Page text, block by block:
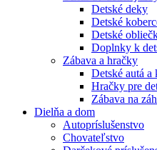
Detské deky
Detské
Detské
Doplnky k
Zábava a hračky
Detské autá a
Hračky pre
Zábava na
Dielňa a dom
Autopríslušenstvo
Chovateľstvo